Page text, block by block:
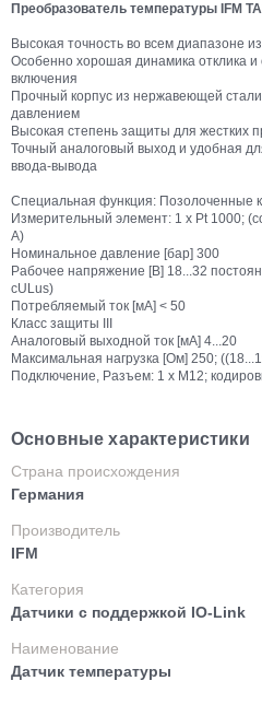
Преобразователь температуры IFM
Высокая точность во всем диапазоне
Особенно хорошая динамика отклика и
включения
Прочный корпус из нержавеющей
давлением
Высокая степень защиты для жестких
Точный аналоговый выход и удобная
ввода-вывода
Специальная функция: Позолоченные
Измерительный элемент: 1 x Pt 1000;
A)
Номинальное давление [бар] 300
Рабочее напряжение [В] 18...32
cULus)
Потребляемый ток [мА] < 50
Класс защиты III
Аналоговый выходной ток [мА] 4...20
Максимальная нагрузка [Ом] 250;
Подключение, Разъем: 1 x M12;
Основные характеристики
Страна происхождения
Германия
Производитель
IFM
Категория
Датчики с поддержкой IO-Link
Наименование
Датчик температуры